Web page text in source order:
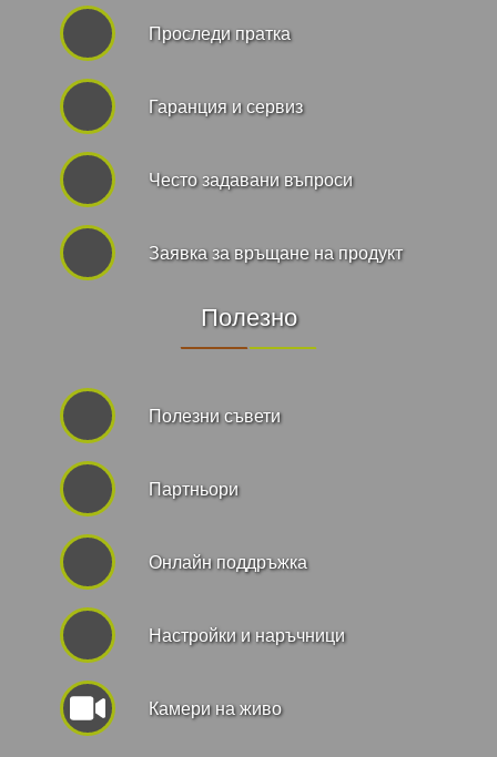
Проследи пратка
Гаранция и сервиз
Често задавани въпроси
Заявка за връщане на продукт
Полезно
Полезни съвети
Партньори
Онлайн поддръжка
Hастройки и наръчници
Камери на живо